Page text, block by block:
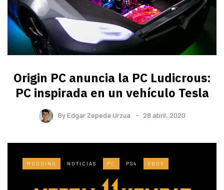
Origin PC anuncia la PC Ludicrous:
PC inspirada en un vehículo Tesla
ByEdgar Zepeda Urzua 28 abril, 2020
MODDING NOTICIAS PC PS4 XBOX